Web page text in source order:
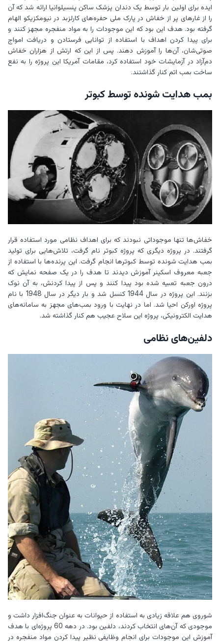
ایده برای اولین بار توسط یک دندان پزشک ساکن پنسیلوانیا ارائه شد که آن
را از غارهای پر از خفاش در پارک ملی حفره‌های کارلزبد در نیومکزیکو الهام
گرفته بود. هدف این بود که این موجودات را به مواد منفجره مجهز کنند و
برای پیدا کردن اهداف با استفاده از توانایی فرستادن و دریافت امواج
صوتی‌شان، آن‌ها را آموزش دهند. پس از این که ارتش از هزاران خفاش
دم‌آزاد در آزمایشات خود استفاده کرد، مقامات آمریکا این پروژه را به نفع
ساخت بمب اتم کنار گذاشتند.
بمب هدایت شونده توسط کبوتر
خفاش‌ها تنها موجوداتی نبودند که برای اهداف نظامی مورد استفاده قرار
گرفتند. در پروژه دیگری که پروژه کبوتر نام گرفت، تلاش‌هایی برای تولید
بمب هدایت شونده توسط کبوترها انجام گرفت. این پرنده‌ها با استفاده از
جعبه معروف اسکینر آموزش دیدند تا هدف را در یک صفحه نمایش که
درون جعبه تعبیه شده بود پیدا کنند و پس از پیدا کردنش، به آن نوک
بزنند. این پروژه در سال 1944 کنسل شد و بار دیگر در سال 1948 با نام
پروژه اورکن احیا شد. اما در نهایت با ورود بمب‌های مجهز به سامانه‌های
هدایت الکترونیکی، پروژه این سلاح عجیب هم کنار گذاشته شد.
دلفین‌های نظامی
شوروی هم علاقه زیادی به استفاده از حیوانات به عنوان جنگ‌افزار داشت و
موجودی که آن‌های انتخاب کردند، دلفین بود. در دهه 60 پروژه‌ای با هدف
آموزش این موجودات برای انجام وظایفی نظیر پیدا کردن مواد منفجره در